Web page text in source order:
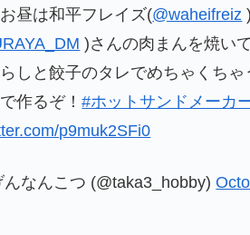
昼は和平フレイズ(@waheifreiz
)さんの肉まんを焼い
しと餃子のタレでめちゃくちゃ
作るぞ！#ホットサンドメーカ
p9muk2SFi0
なんこつ (@taka3_hobby)